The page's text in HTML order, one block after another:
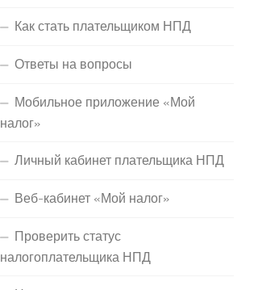
Как стать плательщиком НПД
Ответы на вопросы
Мобильное приложение «Мой
налог»
Личный кабинет плательщика НПД
Веб-кабинет «Мой налог»
Проверить статус
налогоплательщика НПД